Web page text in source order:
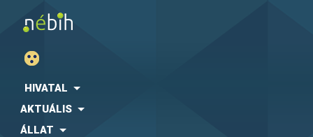
HIVATAL
AKTUÁLIS
ÁLLAT